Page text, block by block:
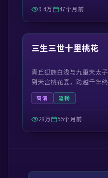
9.4万 47个月前
精选
三生三世十里桃花
青丘狐族白浅与九重天太
到天宫桃花宴，跨越千年终
高清 流畅
28万 55个月前